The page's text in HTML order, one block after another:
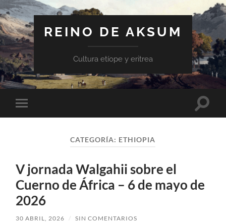
REINO DE AKSUM
Cultura etíope y eritrea
Alternar
el
CATEGORÍA: ETHIOPIA
V jornada Walgahii sobre el
Cuerno de África – 6 de mayo de
2026
30 ABRIL, 2026 / SIN COMENTARIOS